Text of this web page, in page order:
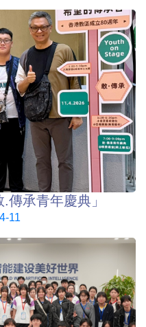
承青年慶典」
11